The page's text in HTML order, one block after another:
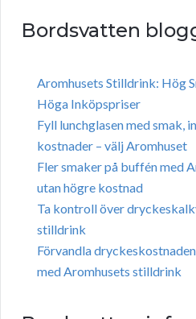
Bordsvatten
Aromhusets Stilldrink: Hög
Höga Inköpspriser
Fyll lunchglasen med smak,
kostnader – välj Aromhuset
Fler smaker på buffén med
utan högre kostnad
Ta kontroll över
stilldrink
Förvandla
med Aromhusets stilldrink